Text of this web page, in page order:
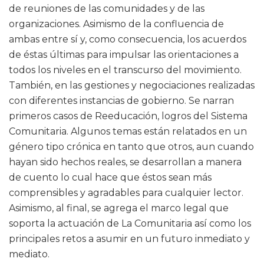
de reuniones de las comunidades y de las
organizaciones. Asimismo de la confluencia de
ambas entre sí y, como consecuencia, los acuerdos
de éstas últimas para impulsar las orientaciones a
todos los niveles en el transcurso del movimiento.
También, en las gestiones y negociaciones realizadas
con diferentes instancias de gobierno. Se narran
primeros casos de Reeducación, logros del Sistema
Comunitaria. Algunos temas están relatados en un
género tipo crónica en tanto que otros, aun cuando
hayan sido hechos reales, se desarrollan a manera
de cuento lo cual hace que éstos sean más
comprensibles y agradables para cualquier lector.
Asimismo, al final, se agrega el marco legal que
soporta la actuación de La Comunitaria así como los
principales retos a asumir en un futuro inmediato y
mediato.